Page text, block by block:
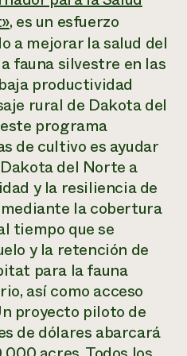
de productos electrónicos
de NorthWestern Energy
información AgriSolar
comunicación
la
la
, es un esfuerzo
a mejorar la salud del
fauna silvestre en las
productividad
rural de Dakota del
programa
de cultivo es ayudar
del Norte a
y la resiliencia de
la cobertura
tiempo que se
y la retención de
para la fauna
así como acceso
proyecto piloto de
de dólares abarcará